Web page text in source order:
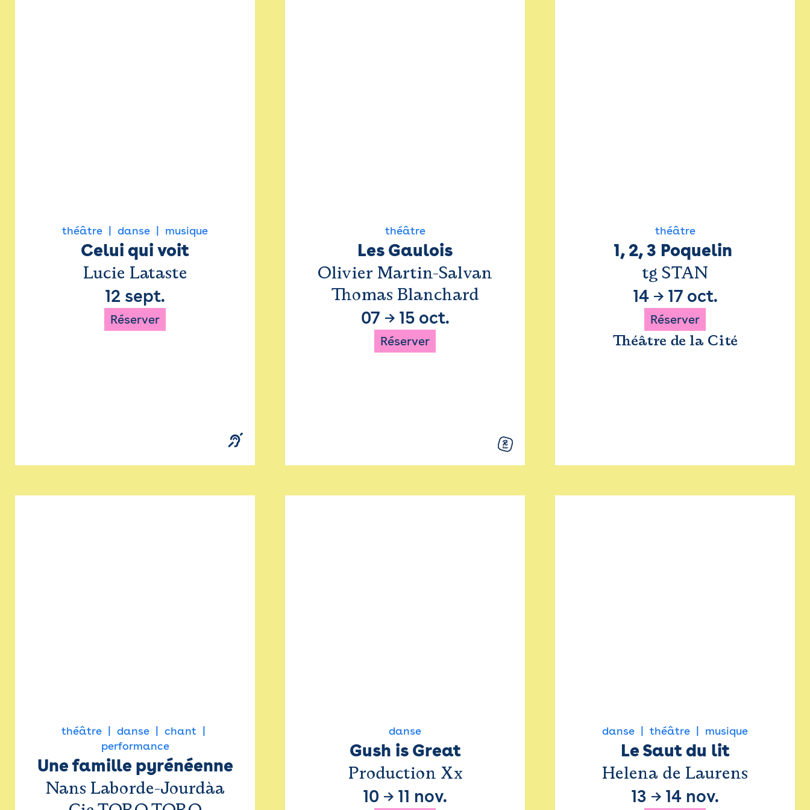
théâtre danse musique
Celui qui voit
Lucie Lataste
12 sept.
Réserver
théâtre
Les Gaulois
Olivier Martin-Salvan
Thomas Blanchard
07 → 15 oct.
Réserver
théâtre
1, 2, 3 Poquelin
tg STAN
14→ 17 oct.
Réserver
Théâtre de la Cité
théâtre danse
chant
performance
Une famille pyrénéenne
Nans Laborde-Jourdàa
danse
Gush is Great
Production Xx
10 → 11 nov.
danse théâtre musique
Le Saut du lit
Helena de Laurens
13 → 14 nov.